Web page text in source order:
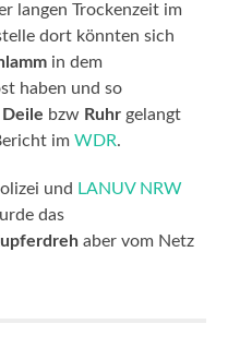
langen Trockenzeit im
dort könnten sich
in dem
haben und so
Deile bzw Ruhr gelangt
imWDR.
und LANUV NRW
das
aber vom Netz